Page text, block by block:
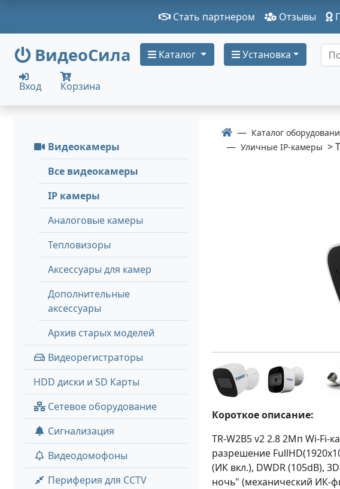
Стать партнером Отзывы
ВидеоСила Каталог Установка
Вход Корзина
Видеокамеры
Все видеокамеры
IP камеры
Аналоговые камеры
Тепловизоры
Аксессуары для камер
Дополнительные
аксессуары
Архив старых моделей
Видеорегистраторы
HDD диски и SD Карты
Сетевое оборудование
Сигнализация
Видеодомофоны
Периферия для CCTV
Каталог
Уличные IP-камеры >
Короткое описание:
TR-W2B5 v2 2.8 2Мп Wi-Fi-
разрешение
(ИК вкл.), DWDR (105dB),
ночь" (механический ИК-